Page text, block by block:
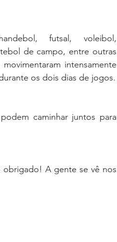
futsal, voleibol,
de campo, entre outras
movimentaram intensamente
os dois dias de jogos.
caminhar juntos para
A gente se vê nos